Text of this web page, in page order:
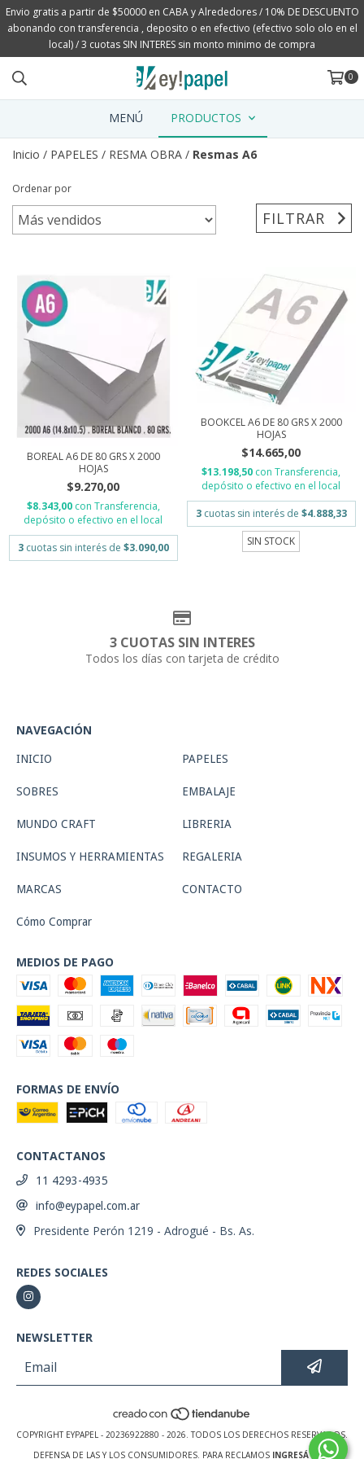
Envio gratis a partir de $50000 en CABA y Alrededores / 10% DE DESCUENTO
abonando con transferencia , deposito o en efectivo (efectivo solo olo en el
local) / 3 cuotas SIN INTERES sin monto minimo de compra
0
MENÚ PRODUCTOS
Inicio / PAPELES / RESMA OBRA / Resmas A6
Ordenar por
FILTRAR
BOREAL A6 DE 80 GRS X 2000
HOJAS
$9.270,00
$8.343,00 con Transferencia,
depósito o efectivo en el local
3 cuotas sin interés de $3.090,00
BOOKCEL A6 DE 80 GRS X 2000
HOJAS
$14.665,00
$13.198,50 con Transferencia,
depósito o efectivo en el local
3 cuotas sin interés de $4.888,33
SIN STOCK
3 CUOTAS SIN INTERES
Todos los días con tarjeta de crédito
NAVEGACIÓN
INICIO PAPELES
SOBRES EMBALAJE
MUNDO CRAFT LIBRERIA
INSUMOS Y HERRAMIENTAS REGALERIA
MARCAS CONTACTO
Cómo Comprar
MEDIOS DE PAGO
FORMAS DE ENVÍO
CONTACTANOS
11 4293-4935
info@eypapel.com.ar
Presidente Perón 1219 - Adrogué - Bs. As.
REDES SOCIALES
NEWSLETTER
COPYRIGHT EYPAPEL - 20236922880 - 2026. TODOS LOS DERECHOS RESERVADOS.
DEFENSA DE LAS Y LOS CONSUMIDORES. PARA RECLAMOS INGRESÁ ACÁ.